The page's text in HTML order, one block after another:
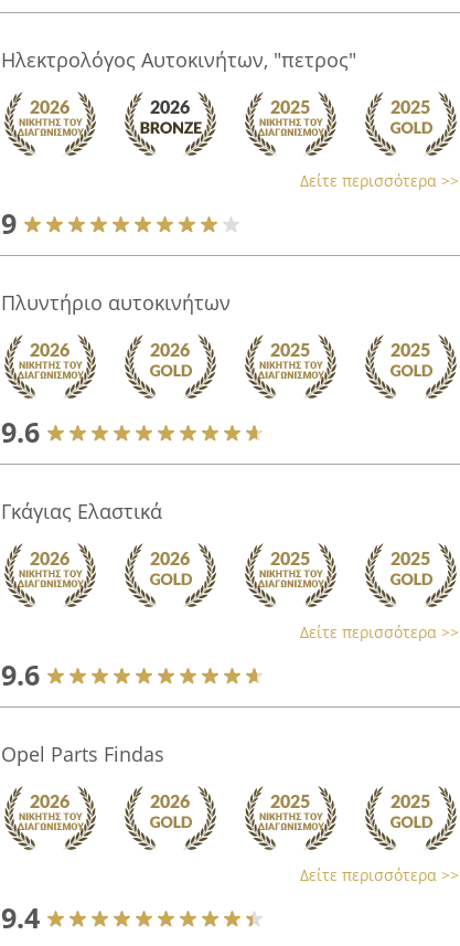
Ηλεκτρολόγος Αυτοκινήτων, "πετρος"
Δείτε περισσότερα >>
9
Πλυντήριο αυτοκινήτων
9.6
Γκάγιας Ελαστικά
Δείτε περισσότερα >>
9.6
Opel Parts Findas
Δείτε περισσότερα >>
9.4